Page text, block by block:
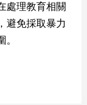
處理教育相關
避免採取暴力